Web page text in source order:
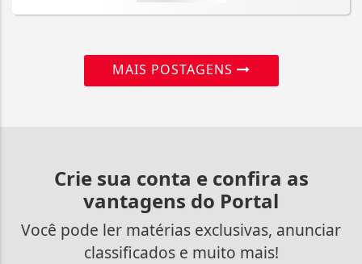
MAIS POSTAGENS
Crie sua conta e confira as
vantagens do Portal
Você pode ler matérias exclusivas, anunciar
classificados e muito mais!